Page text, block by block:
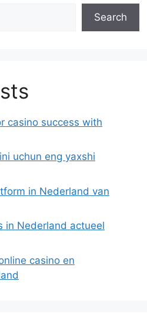
Search
casino success with
uchun eng yaxshi
in Nederland van
in Nederland actueel
casino en